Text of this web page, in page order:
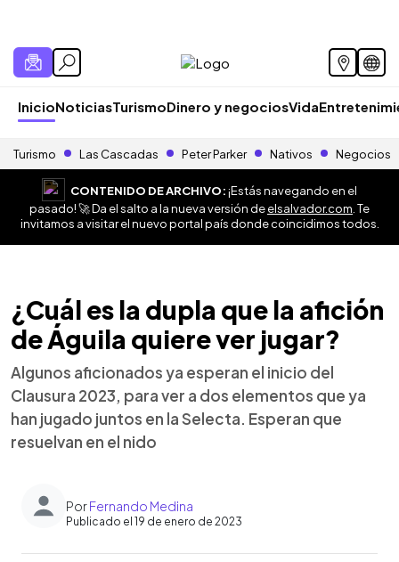
InicioNoticiasTurismoDinero y negociosVida
Turismo Las Cascadas Peter Parker Nativos Negocios
CONTENIDO DE ARCHIVO:¡Estás navegando en el
pasado! 🚀 Da el salto a la nueva versión deelsalvador.com . Te
invitamos a visitar el nuevo portal país donde coincidimos todos.
¿Cuál es la dupla que la afición
de Águila quiere ver jugar?
Algunos aficionados ya esperan el inicio del
Clausura 2023, para ver a dos elementos que ya
han jugado juntos en la Selecta. Esperan que
resuelvan en el nido
PorFernando Medina
Publicado el 19 de enero de 2023